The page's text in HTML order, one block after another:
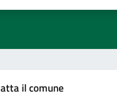
il comune